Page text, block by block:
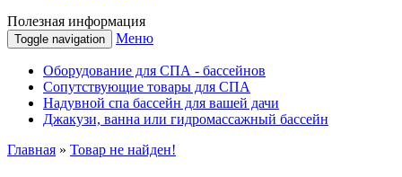
Полезная информация
Toggle navigation Меню
Оборудование для СПА - бассейнов
Сопутствующие товары для СПА
Надувной спа бассейн для вашей дачи
Джакузи, ванна или гидромассажный бассейн
Главная » Товар не найден!